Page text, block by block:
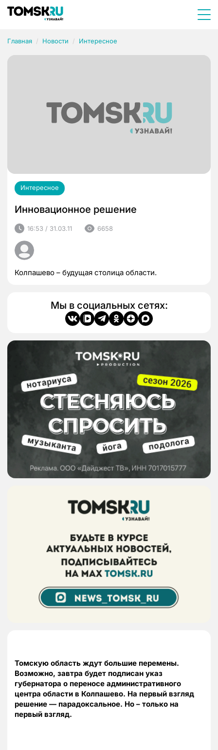
Главная Новости Интересное
Интересное
Инновационное решение
16:53 / 31.03.11 6658
Колпашево – будущая столица области.
Мы в социальных сетях:
Томскую область ждут большие перемены.
Возможно, завтра будет подписан указ
губернатора о переносе административного
центра области в Колпашево. На первый взгляд
решение — парадоксальное. Но – только на
первый взгляд.